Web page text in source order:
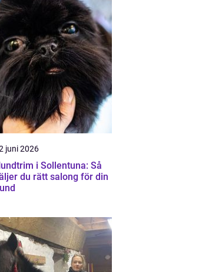
juni 2026
i Sollentuna: Så
du rätt salong för din